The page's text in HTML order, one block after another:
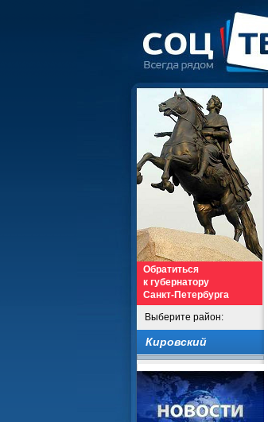
Обратиться
к губернатору
Санкт-Петербурга
Выберите район:
Кировский